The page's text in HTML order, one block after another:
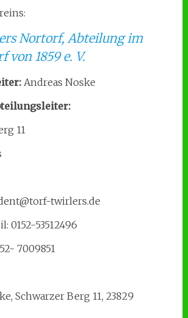
Nortorf, Abteilung im
von 1859 e. V.
Andreas Noske
11
twirlers.de
0152-53512496
7009851
Schwarzer Berg 11, 23829